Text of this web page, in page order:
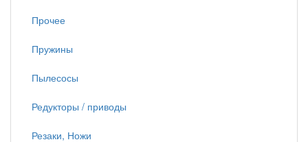
Прочее
Пружины
Пылесосы
Редукторы / приводы
Резаки, Ножи